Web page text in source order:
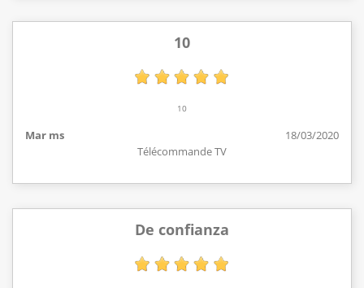
10
10
Mar ms
18/03/2020
Télécommande TV
De confianza